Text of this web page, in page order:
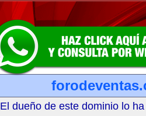
El dueño de este dominio lo